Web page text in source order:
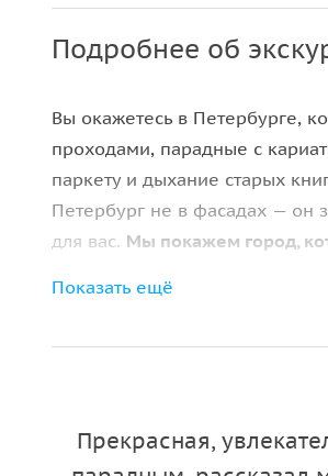
Подробнее об
Вы окажетесь в Петербурге,
проходами, парадные с
паркету и дыхание старых
Петербург не в фасадах — он
для вас. Мы покажем город,
Живой Петербург изнутри
Мы пройдём по парадным,
Вы узнаете, почему эти дома
витражи и кариатиды, и
Показать ещё
Прекрасная,